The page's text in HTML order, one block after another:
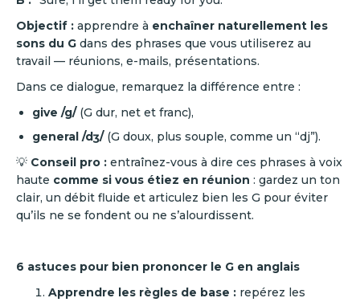
Objectif : apprendre à enchaîner naturellement les
sons du G dans des phrases que vous utiliserez au
travail — réunions, e-mails, présentations.
Dans ce dialogue, remarquez la différence entre :
give /g/(G dur, net et franc),
general /dʒ/(G doux, plus souple, comme un “dj”).
💡 Conseil pro : entraînez-vous à dire ces phrases à voix
haute comme si vous étiez en réunion : gardez un ton
clair, un débit fluide et articulez bien les G pour éviter
qu’ils ne se fondent ou ne s’alourdissent.
6 astuces pour bien prononcer le G en anglais
Apprendre les règles de base : repérez les